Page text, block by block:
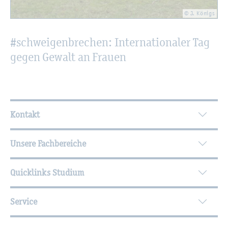
© J. Kö­nigs
#schwei­gen­bre­chen: In­ter­na­tio­na­ler Tag
gegen Ge­walt an Frau­en
Wei­ter­füh­ren­de In­for­ma­tio­nen
Kontakt
Unsere Fachbereiche
Quicklinks Studium
Service